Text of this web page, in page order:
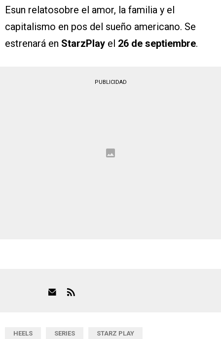
Esun relatosobre el amor, la familia y el
capitalismo en pos del sueño americano. Se
estrenará en StarzPlay el 26 de septiembre.
PUBLICIDAD
HEELS SERIES STARZ PLAY